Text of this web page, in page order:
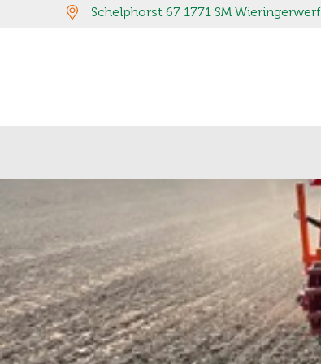
Schelphorst 67 1771 SM Wieringerwerf